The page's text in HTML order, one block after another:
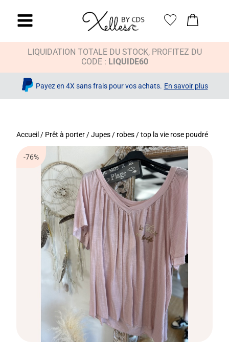
LIQUIDATION TOTALE DU STOCK, PROFITEZ DU
CODE : LIQUIDE60
Payez en 4X sans frais pour vos achats. En savoir plus
Accueil / Prêt à porter /Jupes / robes / top la vie rose poudré
-76%